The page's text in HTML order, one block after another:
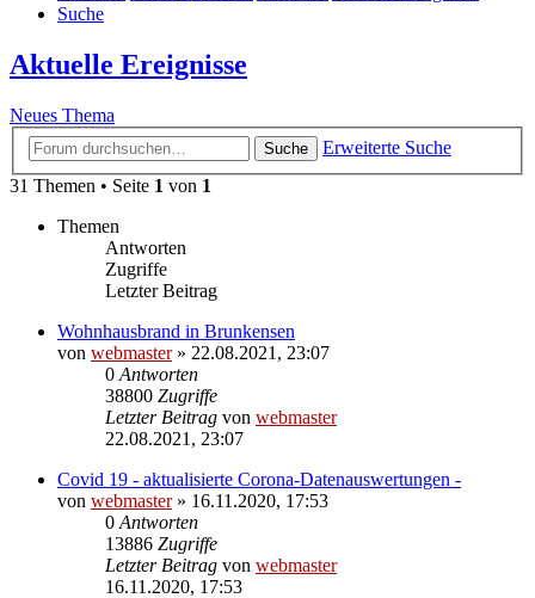
Suche
Aktuelle Ereignisse
Neues Thema
Suche
Erweiterte Suche
31 Themen • Seite 1 von 1
Themen
Antworten
Zugriffe
Letzter Beitrag
Wohnhausbrand in Brunkensen
von webmaster» 22.08.2021, 23:07
0 Antworten
38800 Zugriffe
Letzter Beitrag von webmaster
22.08.2021, 23:07
Covid 19 - aktualisierte Corona-Datenauswertungen -
von webmaster» 16.11.2020, 17:53
0 Antworten
13886 Zugriffe
Letzter Beitrag von webmaster
16.11.2020, 17:53